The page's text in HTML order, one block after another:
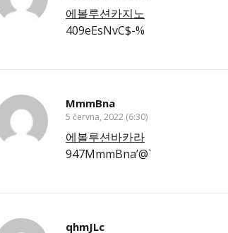
에볼루션카지노
409eEsNvC$-%
MmmBna
5 června, 2022 (6:30)
에볼루션바카라
947MmmBna’@`
qhmJLc